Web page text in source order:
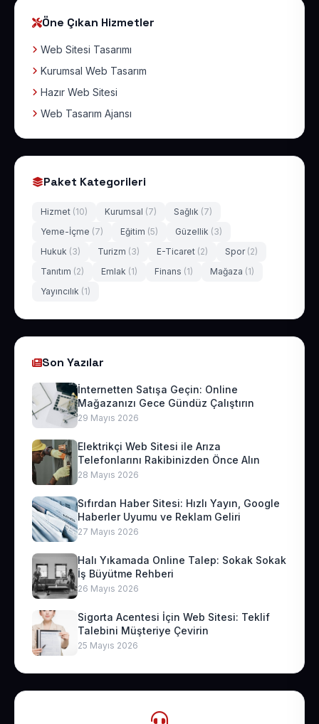
Öne Çıkan Hizmetler
Web Sitesi Tasarımı
Kurumsal Web Tasarım
Hazır Web Sitesi
Web Tasarım Ajansı
Paket Kategorileri
Hizmet (10) Kurumsal (7) Sağlık (7)
Yeme-İçme (7) Eğitim (5) Güzellik (3)
Hukuk (3) Turizm (3) E-Ticaret (2) Spor (2)
Tanıtım (2) Emlak (1) Finans (1) Mağaza (1)
Yayıncılık (1)
Son Yazılar
İnternetten Satışa Geçin: Online
Mağazanızı Gece Gündüz Çalıştırın
29 Mayıs 2026
Elektrikçi Web Sitesi ile Arıza
Telefonlarını Rakibinizden Önce Alın
28 Mayıs 2026
Sıfırdan Haber Sitesi: Hızlı Yayın, Google
Haberler Uyumu ve Reklam Geliri
27 Mayıs 2026
Halı Yıkamada Online Talep: Sokak Sokak
İş Büyütme Rehberi
26 Mayıs 2026
Sigorta Acentesi İçin Web Sitesi: Teklif
Talebini Müşteriye Çevirin
25 Mayıs 2026